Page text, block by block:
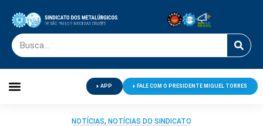
APP FALE COM O PRESIDENTE MIGUEL TORRES
NOTÍCIAS, NOTÍCIAS DO SINDICATO